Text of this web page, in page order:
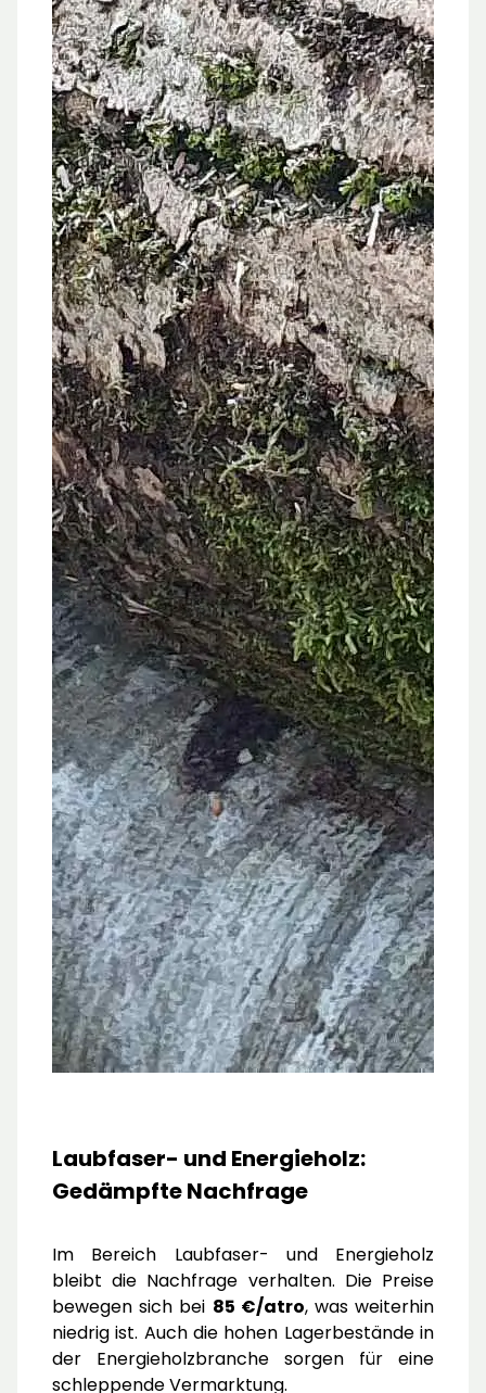
Laubfaser- und Energieholz:
Gedämpfte Nachfrage
Im Bereich Laubfaser- und Energieholz
bleibt die Nachfrage verhalten. Die Preise
bewegen sich bei 85 €/atro, was weiterhin
niedrig ist. Auch die hohen Lagerbestände in
der Energieholzbranche sorgen für eine
schleppende Vermarktung.